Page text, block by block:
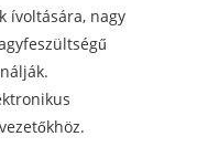
ívoltására, nagy